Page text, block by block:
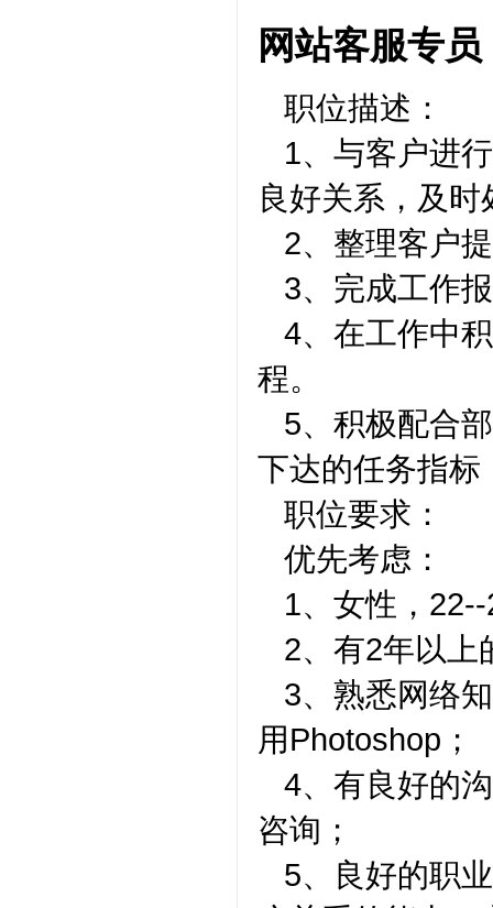
网站客服专员
职位描述：
1、与客户进
良好关系，及
2、整理客户
3、完成工作
4、在工作中
程。
5、积极配合
下达的任务指标
职位要求：
优先考虑：
1、女性，
2、有2年以上
3、熟悉网络
用Photoshop；
4、有良好的
咨询；
5、良好的职